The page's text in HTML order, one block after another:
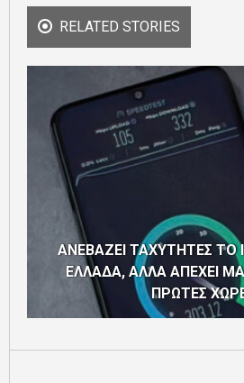
RELATED STORIES
ΑΝΕΒΑΖΕΙ ΤΑΧΥΤΗΤΕΣ ΤΟ
ΕΛΛΑΔΑ, ΑΛΛΑ ΑΠΕΧΕΙ
ΠΡΩΤΕΣ